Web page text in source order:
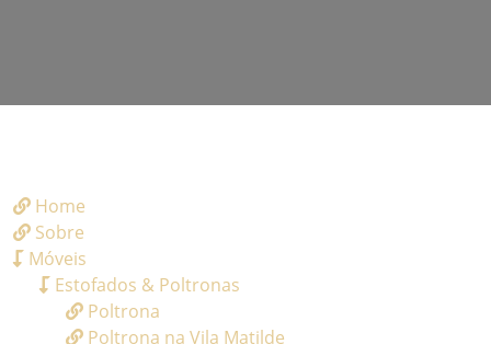
Home
Sobre
Móveis
Estofados & Poltronas
Poltrona
Poltrona na Vila Matilde